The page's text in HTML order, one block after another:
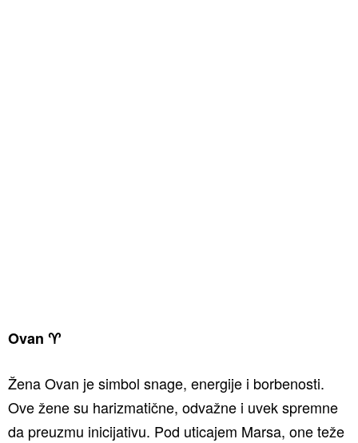
Ovan ♈️
Žena Ovan je simbol snage, energije i borbenosti.
Ove žene su harizmatične, odvažne i uvek spremne
da preuzmu inicijativu. Pod uticajem Marsa, one teže